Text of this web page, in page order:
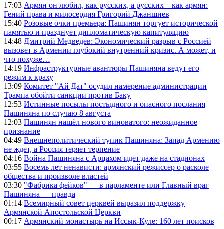
17:03 Армян он любил, как русских, а русских – как армян:
Гений права и милосердия Григорий Джаншиев
15:40 Розовые очки премьера: Пашинян торгует исторической
памятью и празднует дипломатическую капитуляцию
14:48 Дмитрий Медведев: Экономический разрыв с Россией
вызовет в Армении глубокий внутренний кризис. А может, и
что похуже…
14:19 Инфраструктурные авантюры Пашиняна ведут его
режим к краху
13:09 Комитет "Ай Дат" осудил намерение администрации
Трампа обойти санкции против Баку
12:53 Истинные посылы постыдного и опасного послания
Пашиняна по случаю 8 августа
12:03 Пашинян нашёл нового виноватого: неожиданное
признание
04:49 Внешнеполитический тупик Пашиняна: Запад Армению
не ждет, а Россия теряет терпение
04:16 Война Пашиняна с Арцахом идет даже на стадионах
03:55 Восемь лет ненависти: армянский режиссер о расколе
общества и произволе властей
03:30 "Фабрика фейков" — в парламенте или Главный враг
Пашиняна — правда
01:14 Всемирный совет церквей выразил поддержку
Армянской Апостольской Церкви
00:17 Армянский монастырь на Иссык-Куле: 160 лет поисков